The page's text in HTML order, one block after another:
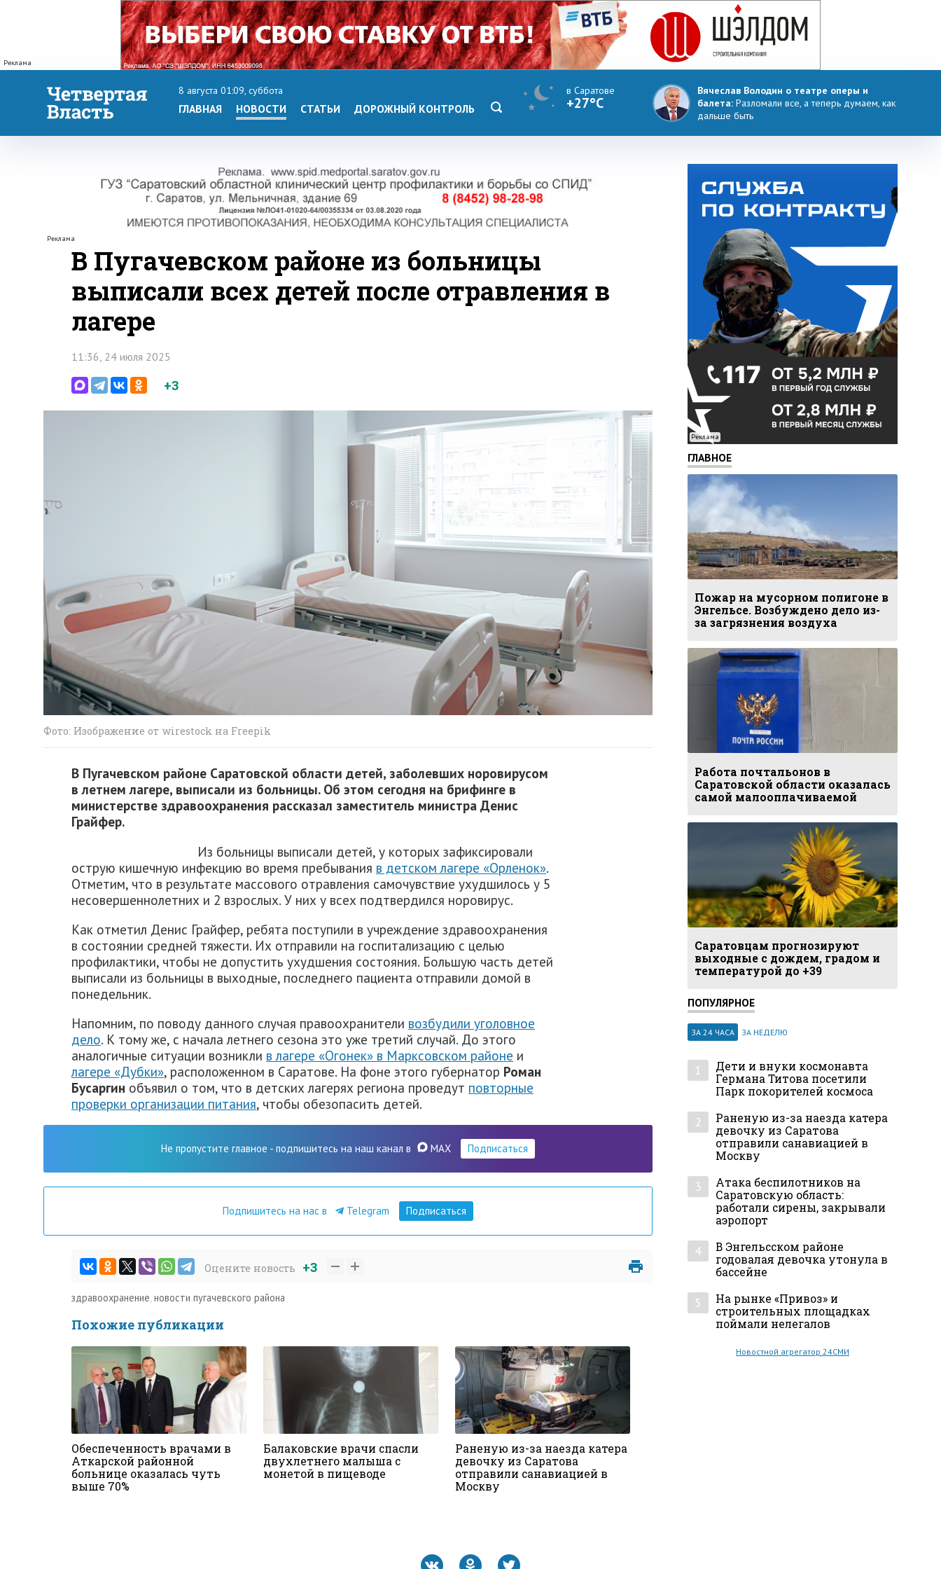
Реклама
8 августа 01:09, суббота
ГЛАВНАЯ НОВОСТИ СТАТЬИ ДОРОЖНЫЙ КОНТРОЛЬ
в Саратове
+27°C
Вячеслав Володин о театре оперы и
балета: Разломали все, а теперь думаем, как
дальше быть
Реклама
В Пугачевском районе из больницы
выписали всех детей после отравления в
лагере
11:36, 24 июля 2025
+3
Фото: Изображение от wirestock на Freepik
В Пугачевском районе Саратовской области детей, заболевших норовирусом
в летнем лагере, выписали из больницы. Об этом сегодня на брифинге в
министерстве здравоохранения рассказал заместитель министра Денис
Грайфер.
Из больницы выписали детей, у которых зафиксировали
острую кишечную инфекцию во время пребывания в детском лагере «Орленок».
Отметим, что в результате массового отравления самочувствие ухудшилось у 5
несовершеннолетних и 2 взрослых. У них у всех подтвердился норовирус.
Как отметил Денис Грайфер, ребята поступили в учреждение здравоохранения
в состоянии средней тяжести. Их отправили на госпитализацию с целью
профилактики, чтобы не допустить ухудшения состояния. Большую часть детей
выписали из больницы в выходные, последнего пациента отправили домой в
понедельник.
Напомним, по поводу данного случая правоохранители возбудили уголовное
дело. К тому же, с начала летнего сезона это уже третий случай. До этого
аналогичные ситуации возникли в лагере «Огонек» в Марксовском районе и
лагере «Дубки», расположенном в Саратове. На фоне этого губернатор Роман
Бусаргин объявил о том, что в детских лагерях региона проведут повторные
проверки организации питания, чтобы обезопасить детей.
Не пропустите главное - подпишитесь на наш канал в MAX Подписаться
Подпишитесь на нас в Telegram Подписаться
Оцените новость +3
здравоохранение,новости пугачевского района
Похожие публикации
Обеспеченность врачами в
Аткарской районной
больнице оказалась чуть
выше 70%
Балаковские врачи спасли
двухлетнего малыша с
монетой в пищеводе
Раненую из-за наезда катера
девочку из Саратова
отправили санавиацией в
Москву
Реклама
ГЛАВНОЕ
Пожар на мусорном полигоне в
Энгельсе. Возбуждено дело из-
за загрязнения воздуха
Работа почтальонов в
Саратовской области оказалась
самой малооплачиваемой
Саратовцам прогнозируют
выходные с дождем, градом и
температурой до +39
ПОПУЛЯРНОЕ
ЗА 24 ЧАСА ЗА НЕДЕЛЮ
1
Дети и внуки космонавта
Германа Титова посетили
Парк покорителей космоса
2
Раненую из-за наезда катера
девочку из Саратова
отправили санавиацией в
Москву
3
Атака беспилотников на
Саратовскую область:
работали сирены, закрывали
аэропорт
4
В Энгельсском районе
годовалая девочка утонула в
бассейне
5
На рынке «Привоз» и
строительных площадках
поймали нелегалов
Новостной агрегатор 24СМИ